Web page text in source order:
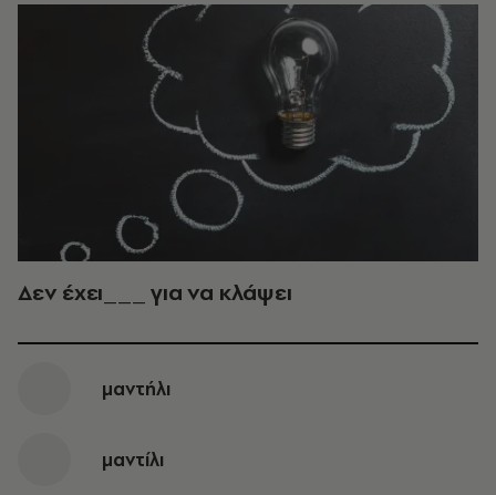
Δεν έχει___ για να κλάψει
μαντήλι
μαντίλι